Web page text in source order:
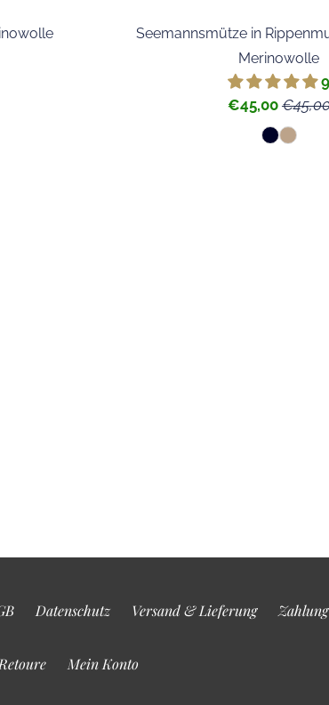
Seemannsmütze in
Merinowolle
9
€45,00
Datenschutz Versand & Lieferung
Retoure Mein Konto